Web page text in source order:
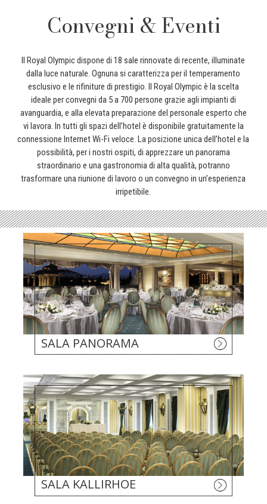
Convegni & Eventi
Il Royal Olympic dispone di 18 sale rinnovate di recente, illuminate
dalla luce naturale. Ognuna si caratterizza per il temperamento
esclusivo e le rifiniture di prestigio. Il Royal Olympic è la scelta
ideale per convegni da 5 a 700 persone grazie agli impianti di
avanguardia, e alla elevata preparazione del personale esperto che
vi lavora. In tutti gli spazi dell’hotel è disponibile gratuitamente la
connessione Internet Wi-Fi veloce. La posizione unica dell’hotel e la
possibilità, per i nostri ospiti, di apprezzare un panorama
straordinario e una gastronomia di alta qualità, potranno
trasformare una riunione di lavoro o un convegno in un’esperienza
irripetibile.
SALA PANORAMA
SALA KALLIRHOE